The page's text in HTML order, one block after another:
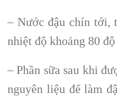
– Nước đậu chín tới,
nhiệt độ khoảng 80 độ
– Phần sữa sau khi
nguyên liệu để làm